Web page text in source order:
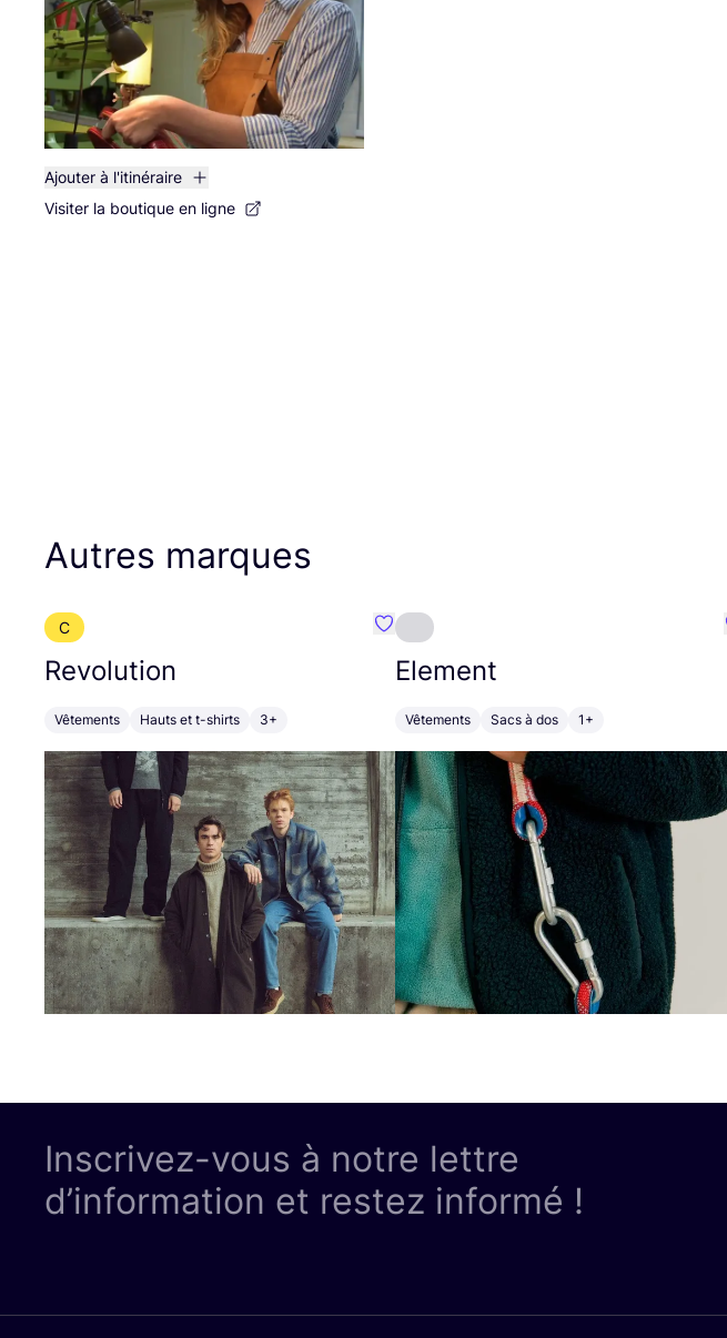
Ajouter à l'itinéraire
Visiter la boutique en ligne
Autres marques
C
Revolution
Vêtements Hauts et t-shirts 3+
Préféré {nom}
Element
Vêtements Sacs à dos 1+
Inscrivez-vous à notre lettre
d’information et restez informé !